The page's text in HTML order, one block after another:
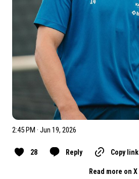
2:45 PM · Jun 19, 2026
28 Reply Copy link
Read more on X